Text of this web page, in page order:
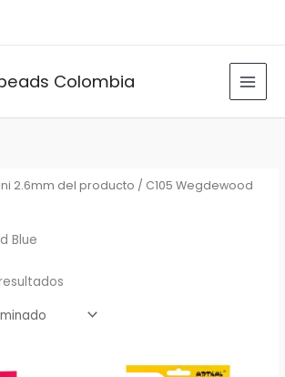
Colombia
2.6mm del producto / C105 Wegdewood
Blue